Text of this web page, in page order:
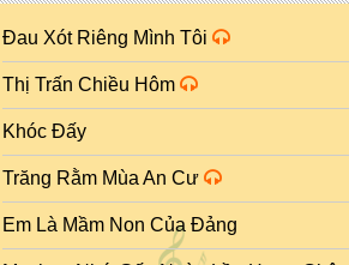
Đau Xót Riêng Mình Tôi
Thị Trấn Chiều Hôm
Khóc Đấy
Trăng Rằm Mùa An Cư
Em Là Mầm Non Của Đảng